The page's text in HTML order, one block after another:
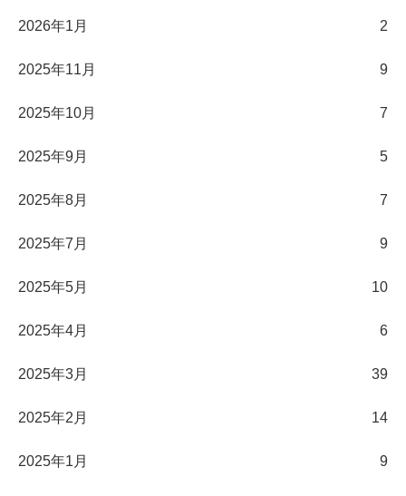
2026年1月 2
2025年11月 9
2025年10月 7
2025年9月 5
2025年8月 7
2025年7月 9
2025年5月 10
2025年4月 6
2025年3月 39
2025年2月 14
2025年1月 9